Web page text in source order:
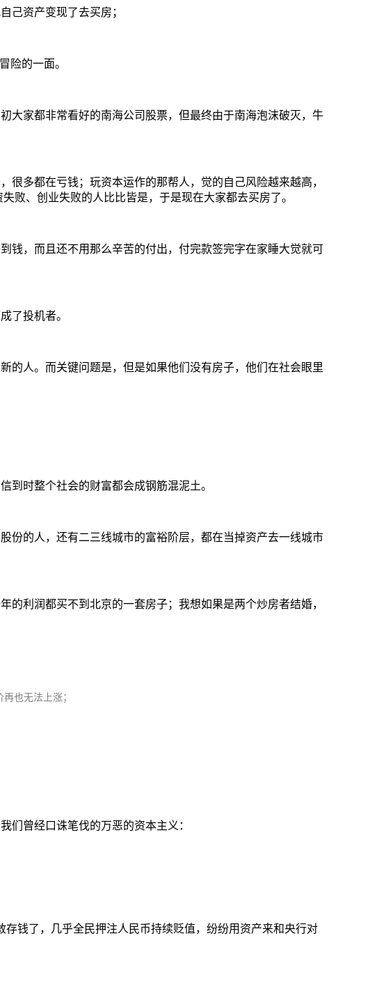
己资产变现了去买房；
险的一面。
大家都非常看好的南海公司股票，但最终由于南海泡沫破灭，牛
多都在亏钱；玩资本运作的那帮人，觉的自己风险越来越高，
败、创业失败的人比比皆是，于是现在大家都去买房了。
钱，而且还不用那么辛苦的付出，付完款签完字在家睡大觉就可
了投机者。
的人。而关键问题是，但是如果他们没有房子，他们在社会眼里
到时整个社会的财富都会成钢筋混泥土。
份的人，还有二三线城市的富裕阶层，都在当掉资产去一线城市
利润都买不到北京的一套房子；我想如果是两个炒房者结婚，
也无法上涨；
们曾经口诛笔伐的万恶的资本主义：
钱了，几乎全民押注人民币持续贬值，纷纷用资产来和央行对